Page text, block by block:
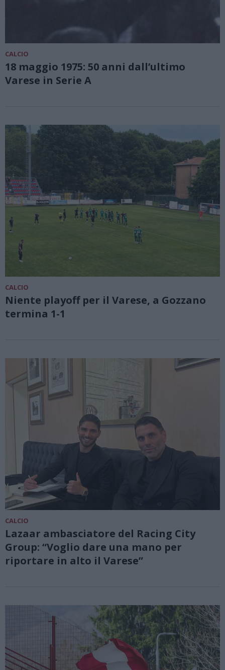
CALCIO
18 maggio 1975: 50 anni dall’ultimo
Varese in Serie A
CALCIO
Niente playoff per il Varese, a Gozzano
termina 1-1
CALCIO
Lazaar ambasciatore del Racing City
Group: “Voglio dare una mano per
riportare in alto il Varese”